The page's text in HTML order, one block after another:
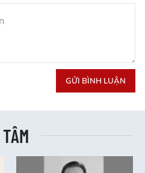
GỬI BÌNH LUẬN